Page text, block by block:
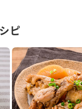
ピ